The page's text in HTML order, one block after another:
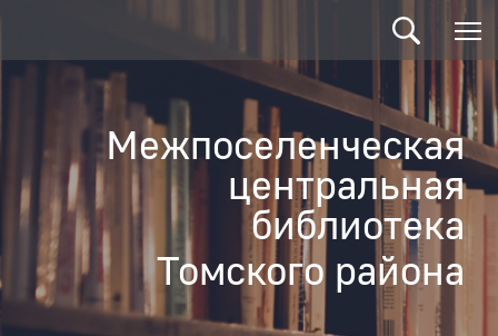
Межпоселенческая
центральная
библиотека
Томского района